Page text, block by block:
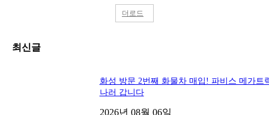
더로드
최신글
화성 방문 2번째 화물차 매입! 파비스 메가트
나러 갑니다
2026년 08월 06일